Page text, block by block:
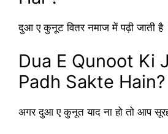
दुआ ए कुनूट वितर नमाज में पढ़ी जाती है
Dua E Qunoot Ki
Padh Sakte Hain?
अगर दुआ ए कुनूत याद ना हो तो आप